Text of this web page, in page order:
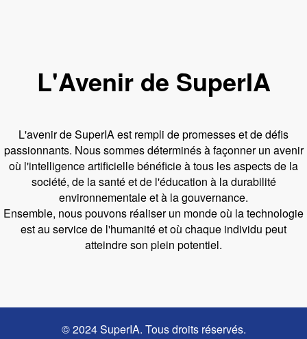
L'Avenir de SuperIA
L'avenir de SuperIA est rempli de promesses et de défis
passionnants. Nous sommes déterminés à façonner un avenir
où l'intelligence artificielle bénéficie à tous les aspects de la
société, de la santé et de l'éducation à la durabilité
environnementale et à la gouvernance.
Ensemble, nous pouvons réaliser un monde où la technologie
est au service de l'humanité et où chaque individu peut
atteindre son plein potentiel.
© 2024 SuperIA. Tous droits réservés.